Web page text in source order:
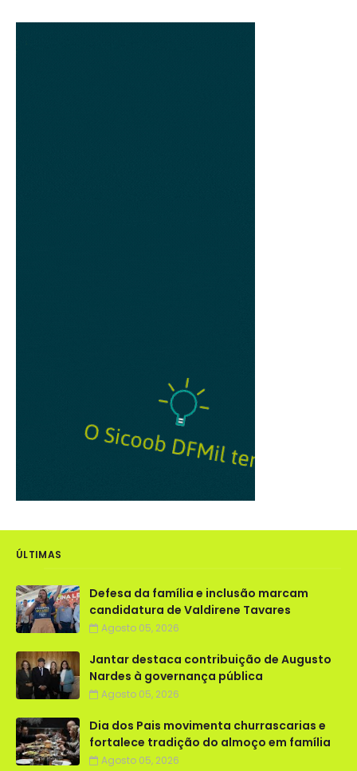
ÚLTIMAS
Defesa da família e inclusão marcam
candidatura de Valdirene Tavares
Agosto 05, 2026
Jantar destaca contribuição de Augusto
Nardes à governança pública
Agosto 05, 2026
Dia dos Pais movimenta churrascarias e
fortalece tradição do almoço em família
Agosto 05, 2026